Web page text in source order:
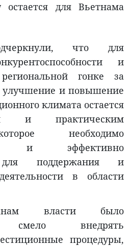
для Вьетнама
что для
и
гонке за
и повышение
климата остается
и практическим
необходимо
и эффективно
для поддержания и
в области
власти было
смело внедрять
процедуры,